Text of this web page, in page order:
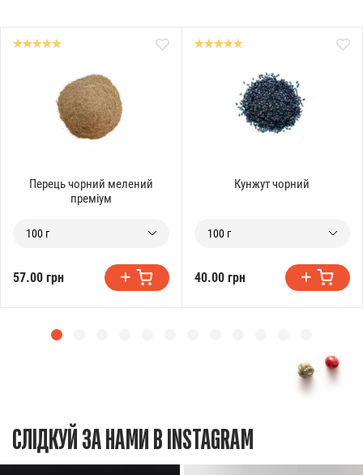
Перець чорний мелений
преміум
100 г
57.00 грн
Кунжут чорний
100 г
40.00 грн
СЛІДКУЙ ЗА НАМИ В INSTAGRAM